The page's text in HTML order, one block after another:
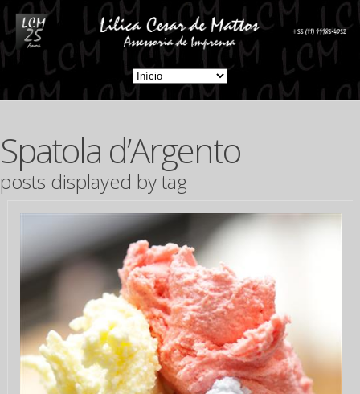
Spatola d’Argento
posts displayed by tag